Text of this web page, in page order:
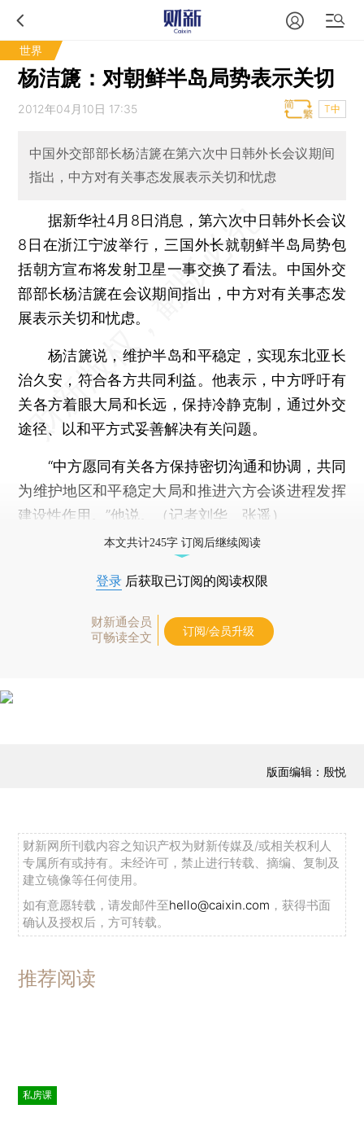
世界
杨洁篪：对朝鲜半岛局势表示关切
2012年04月10日 17:35 T中
中国外交部部长杨洁篪在第六次中日韩外长会议期间
指出，中方对有关事态发展表示关切和忧虑
据新华社4月8日消息，第六次中日韩外长会议
8日在浙江宁波举行，三国外长就朝鲜半岛局势包
括朝方宣布将发射卫星一事交换了看法。中国外交
部部长杨洁篪在会议期间指出，中方对有关事态发
展表示关切和忧虑。
杨洁篪说，维护半岛和平稳定，实现东北亚长
治久安，符合各方共同利益。他表示，中方呼吁有
关各方着眼大局和长远，保持冷静克制，通过外交
途径、以和平方式妥善解决有关问题。
“中方愿同有关各方保持密切沟通和协调，共同
为维护地区和平稳定大局和推进六方会谈进程发挥
建设性作用。”他说。（记者刘华、张遥）
本文共计245字 订阅后继续阅读
登录 后获取已订阅的阅读权限
财新通会员
可畅读全文
订阅/会员升级
版面编辑：殷悦
财新网所刊载内容之知识产权为财新传媒及/或相关权利人
专属所有或持有。未经许可，禁止进行转载、摘编、复制及
建立镜像等任何使用。
如有意愿转载，请发邮件至hello@caixin.com ，获得书面
确认及授权后，方可转载。
推荐阅读
私房课